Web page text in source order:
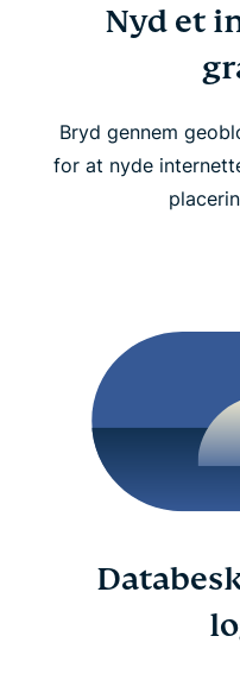
Nyd et
Bryd gennem
for at nyde